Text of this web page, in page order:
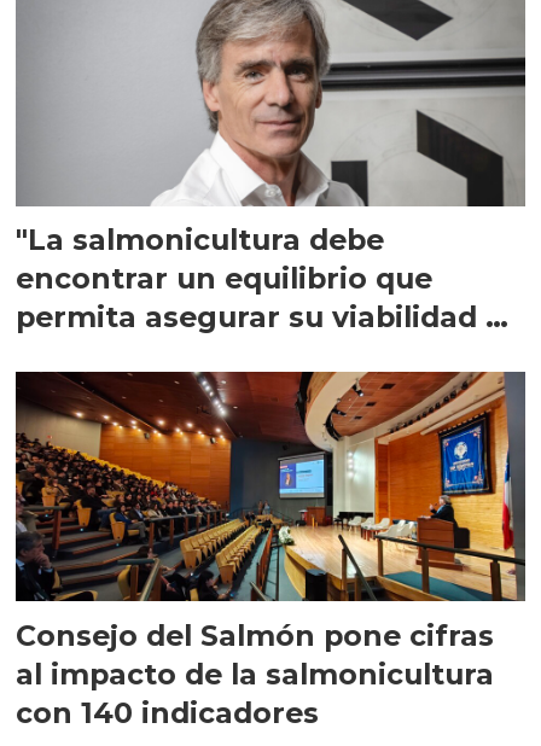
"La salmonicultura debe
encontrar un equilibrio que
permita asegurar su viabilidad de
Consejo del Salmón pone cifras
al impacto de la salmonicultura
con 140 indicadores